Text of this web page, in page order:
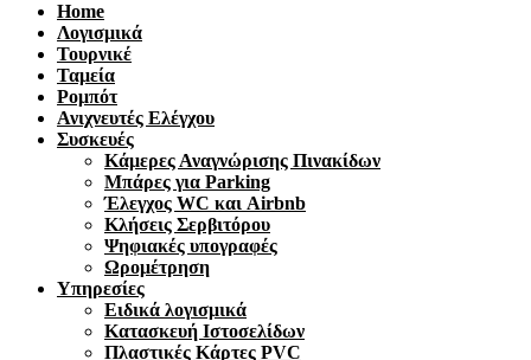
Home
Λογισμικά
Τουρνικέ
Ταμεία
Ρομπότ
Ανιχνευτές Ελέγχου
Συσκευές
Κάμερες Αναγνώρισης Πινακίδων
Μπάρες για Parking
Έλεγχος WC και Airbnb
Κλήσεις Σερβιτόρου
Ψηφιακές υπογραφές
Ωρομέτρηση
Υπηρεσίες
Ειδικά λογισμικά
Κατασκευή Ιστοσελίδων
Πλαστικές Κάρτες PVC